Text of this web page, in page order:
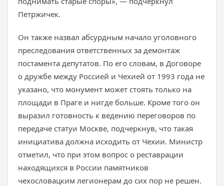
Петржичек.
Он также назвал абсурдным начало уголовного
преследования ответственных за демонтаж
постамента депутатов. По его словам, в Договоре
о дружбе между Россией и Чехией от 1993 года не
указано, что монумент может стоять только на
площади в Праге и нигде больше. Кроме того он
выразил готовность к ведению переговоров по
передаче статуи Москве, подчеркнув, что такая
инициатива должна исходить от Чехии. Министр
отметил, что при этом вопрос о реставрации
находящихся в России памятников
чехословацким легионерам до сих пор не решен.